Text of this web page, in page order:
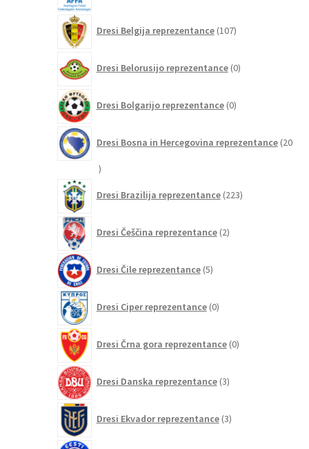
Dresi Belgija reprezentance 107izdelkov
Dresi Belorusijo reprezentance 0izdelkov
Dresi Bolgarijo reprezentance 0izdelkov
Dresi Bosna in Hercegovina reprezentance 20
20
Dresi Brazilija reprezentance 223izdelkov
Dresi Češčina reprezentance 2izdelka
Dresi Čile reprezentance 5izdelkov
Dresi Ciper reprezentance 0izdelkov
Dresi Črna gora reprezentance 0izdelkov
Dresi Danska reprezentance 3izdelki
Dresi Ekvador reprezentance 3izdelki